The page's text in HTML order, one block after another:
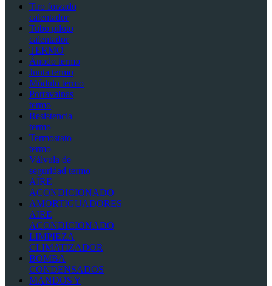
Tiro forzado
calentador
Tubo piloto
calentador
TERMO
Ánodo termo
Junta termo
Módulo termo
Portavainas
termo
Resistencia
termo
Termostato
termo
Válvula de
seguridad termo
AIRE
ACONDICIONADO
AMORTIGUADORES
AIRE
ACONDICIONADO
LIMPIEZA
CLIMATIZADOR
BOMBA
CONDENSADOS
MANDOS Y